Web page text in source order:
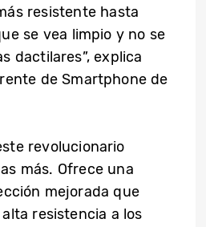
resistente hasta
se vea limpio y no se
dactilares”, explica
de Smartphone de
revolucionario
más. Ofrece una
mejorada que
resistencia a los